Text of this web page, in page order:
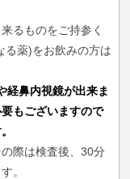
るものをご持参く
る薬)をお飲みの方は
経鼻内視鏡が出来ま
もございますので
際は検査後、30分
。